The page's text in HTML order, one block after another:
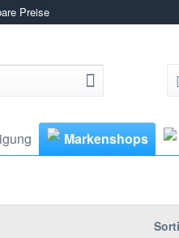
Preise
Markenshops